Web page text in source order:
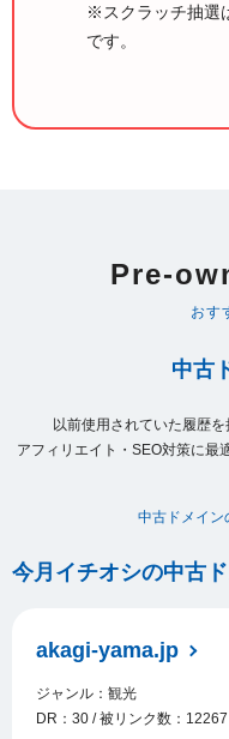
※スクラッチ抽選
です。
Pre-
おす
中古
以前使用されていた履歴
アフィリエイト・SEO対策に最
中古ドメイン
今月イチオシの中古ド
akagi-yama.jp
ジャンル：観光
DR：30 / 被リンク数：12267